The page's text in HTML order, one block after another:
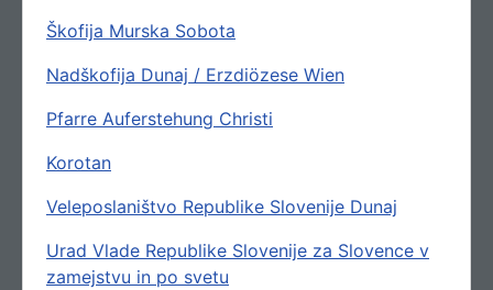
Škofija Murska Sobota
Nadškofija Dunaj / Erzdiözese Wien
Pfarre Auferstehung Christi
Korotan
Veleposlaništvo Republike Slovenije Dunaj
Urad Vlade Republike Slovenije za Slovence v
zamejstvu in po svetu